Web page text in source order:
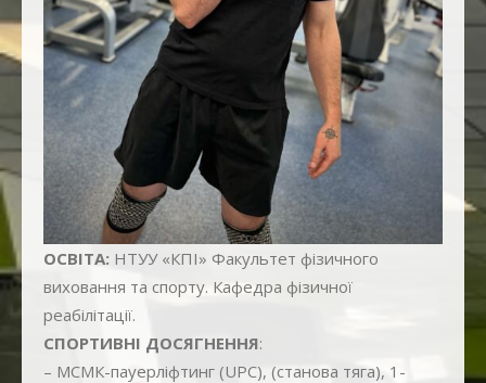
ОСВІТА: НТУУ «КПІ» Факультет фізичного
виховання та спорту. Кафедра фізичної
реабілітації.
СПОРТИВНІ ДОСЯГНЕННЯ:
– МСМК-пауерліфтинг (UPC), (станова тяга), 1-